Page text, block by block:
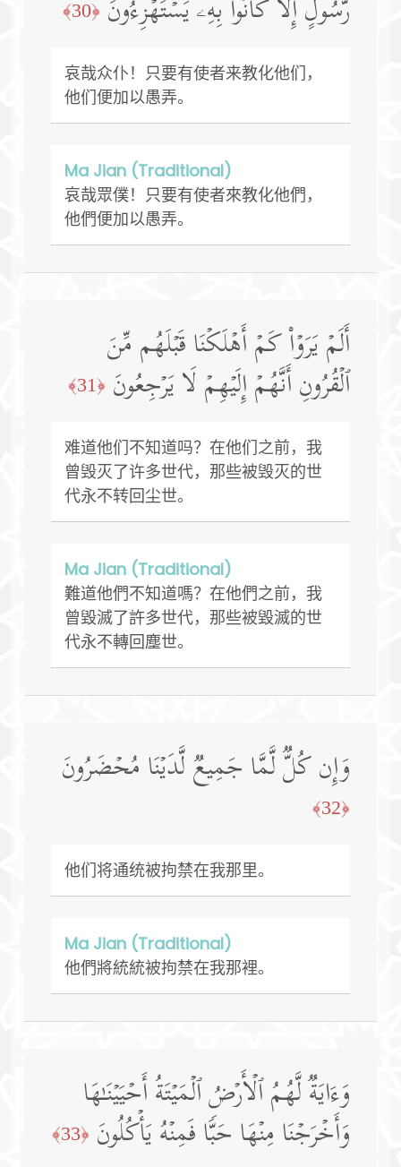
رَّسُولٍ إِلَّا كَانُوا۟ بِهِۦ یَسۡتَهۡزِءُونَ ﴿30﴾
哀哉众仆！只要有使者来教化他们，
他们便加以愚弄。
Ma Jian (Traditional)
哀哉眾僕！只要有使者來教化他們，
他們便加以愚弄。
أَلَمۡ یَرَوۡا۟ كَمۡ أَهۡلَكۡنَا قَبۡلَهُم مِّنَ
ٱلۡقُرُونِ أَنَّهُمۡ إِلَیۡهِمۡ لَا یَرۡجِعُونَ ﴿31﴾
难道他们不知道吗？在他们之前，我
曾毁灭了许多世代，那些被毁灭的世
代永不转回尘世。
Ma Jian (Traditional)
難道他們不知道嗎？在他們之前，我
曾毀滅了許多世代，那些被毀滅的世
代永不轉回塵世。
وَإِن كُلࣱّ لَّمَّا جَمِیعࣱ لَّدَیۡنَا مُحۡضَرُونَ
﴿32﴾
他们将通统被拘禁在我那里。
Ma Jian (Traditional)
他們將統統被拘禁在我那裡。
وَءَایَةࣱ لَّهُمُ ٱلۡأَرۡضُ ٱلۡمَیۡتَةُ أَحۡیَیۡنَـٰهَا
وَأَخۡرَجۡنَا مِنۡهَا حَبࣰّا فَمِنۡهُ یَأۡكُلُونَ ﴿33﴾